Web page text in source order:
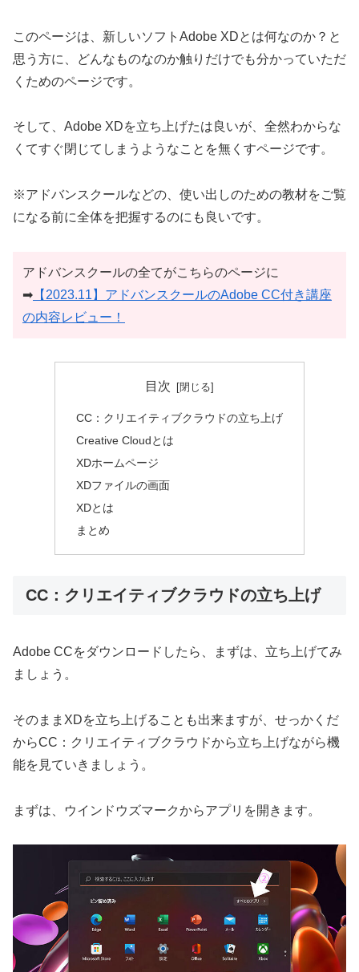
このページは、新しいソフトAdobe XDとは何なのか？と
思う方に、どんなものなのか触りだけでも分かっていただ
くためのページです。
そして、Adobe XDを立ち上げたは良いが、全然わからな
くてすぐ閉じてしまうようなことを無くすページです。
※アドバンスクールなどの、使い出しのための教材をご覧
になる前に全体を把握するのにも良いです。
アドバンスクールの全てがこちらのページに
➡ 【2023.11】アドバンスクールのAdobe CC付き講座
の内容レビュー！
目次
CC：クリエイティブクラウドの立ち上げ
Creative Cloudとは
XDホームページ
XDファイルの画面
XDとは
まとめ
CC：クリエイティブクラウドの立ち上げ
Adobe CCをダウンロードしたら、まずは、立ち上げてみ
ましょう。
そのままXDを立ち上げることも出来ますが、せっかくだ
からCC：クリエイティブクラウドから立ち上げながら機
能を見ていきましょう。
まずは、ウインドウズマークからアプリを開きます。